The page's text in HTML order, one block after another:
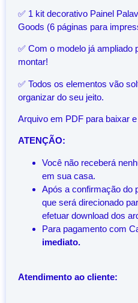
✅ 1 kit decorativo Painel
Goods (6 páginas para
✅ Com o modelo já ampliado
montar!
✅ Todos os elementos vão
organizar do seu jeito.
Arquivo em PDF para baixar
ATENÇÃO:
Você não receberá
em sua casa.
Após a confirmação do
que será direcionado
efetuar download dos
Para pagamento com
imediato.
Atendimento ao cliente: